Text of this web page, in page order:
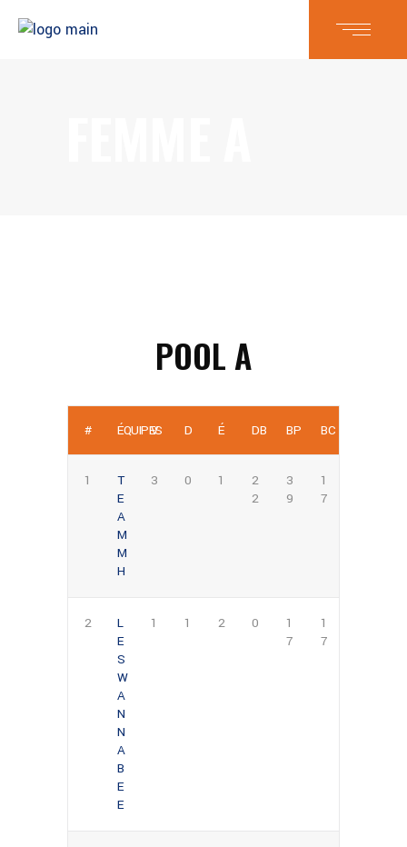
POOL A
# ÉQUIPES
V D É DB BP BC
1
T
E
A
M
M
H
3 0 1
2
2
3
9
1
7
2
L
E
S
W
A
N
N
A
B
E
E
1 1 2 0
1
7
1
7